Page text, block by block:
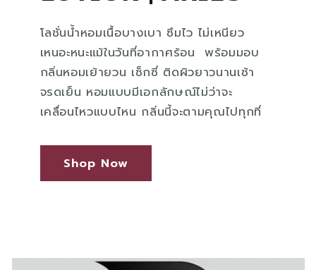
โลชั่นน้ำหอมเนื้อบางเบา ซึมไว ไม่เหนียว
เหนอะหนะแม้ในวันที่อากาศร้อน พร้อมมอบ
กลิ่นหอมเย้ายวน เซ็กซี่ ติดผิวยาวนานเช้า
จรดเย็น หอมแบบมีเอกลักษณ์ไม่ว่าจะ
เคลื่อนไหวแบบไหน กลิ่นนี้จะตามคุณไปทุกที่
Shop Now